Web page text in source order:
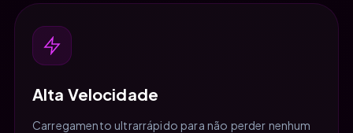
Alta Velocidade
Carregamento ultrarrápido para não perder nenhum